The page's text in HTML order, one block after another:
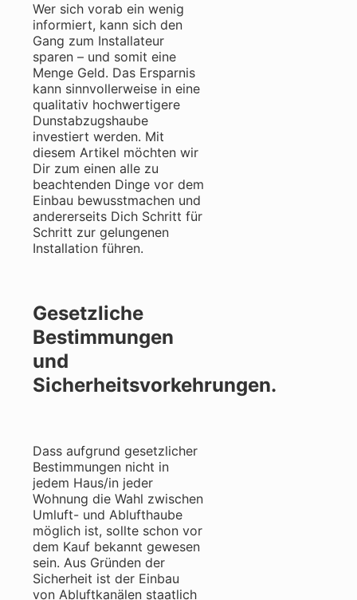
Wer sich vorab ein wenig
informiert, kann sich den
Gang zum Installateur
sparen – und somit eine
Menge Geld. Das Ersparnis
kann sinnvollerweise in eine
qualitativ hochwertigere
Dunstabzugshaube
investiert werden. Mit
diesem Artikel möchten wir
Dir zum einen alle zu
beachtenden Dinge vor dem
Einbau bewusstmachen und
andererseits Dich Schritt für
Schritt zur gelungenen
Installation führen.
Gesetzliche
Bestimmungen
und
Sicherheitsvorkehrungen.
Dass aufgrund gesetzlicher
Bestimmungen nicht in
jedem Haus/in jeder
Wohnung die Wahl zwischen
Umluft- und Ablufthaube
möglich ist, sollte schon vor
dem Kauf bekannt gewesen
sein. Aus Gründen der
Sicherheit ist der Einbau
von Abluftkanälen staatlich